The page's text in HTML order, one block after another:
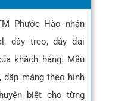
Phước Hào nhận
dây treo, dây đai
khách hàng. Mẫu
dập màng theo hình
biệt cho từng